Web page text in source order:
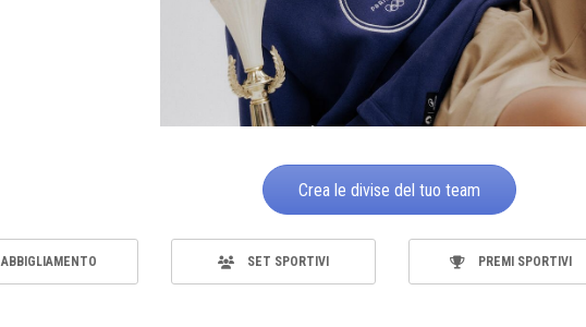
Crea le divise del tuo team
ABBIGLIAMENTO SET SPORTIVI PREMI SPORTIVI